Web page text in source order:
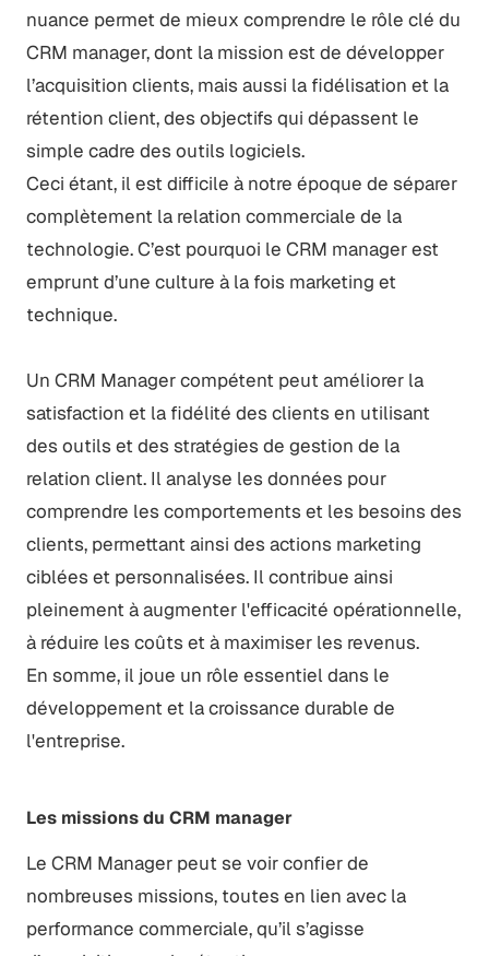
nuance permet de mieux comprendre le rôle clé du
CRM manager, dont la mission est de développer
l’acquisition clients, mais aussi la fidélisation et la
rétention client, des objectifs qui dépassent le
simple cadre des outils logiciels.
Ceci étant, il est difficile à notre époque de séparer
complètement la relation commerciale de la
technologie. C’est pourquoi le CRM manager est
emprunt d’une culture à la fois marketing et
technique.
Un CRM Manager compétent peut améliorer la
satisfaction et la fidélité des clients en utilisant
des outils et des stratégies de gestion de la
relation client. Il analyse les données pour
comprendre les comportements et les besoins des
clients, permettant ainsi des actions marketing
ciblées et personnalisées. Il contribue ainsi
pleinement à augmenter l'efficacité opérationnelle,
à réduire les coûts et à maximiser les revenus.
En somme, il joue un rôle essentiel dans le
développement et la croissance durable de
l'entreprise.
Les missions du CRM manager
Le CRM Manager peut se voir confier de
nombreuses missions, toutes en lien avec la
performance commerciale, qu’il s’agisse